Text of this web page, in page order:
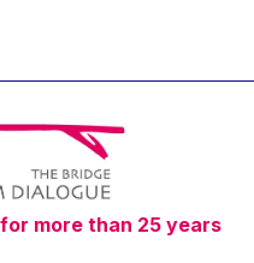
Caldeira
more than 25 years